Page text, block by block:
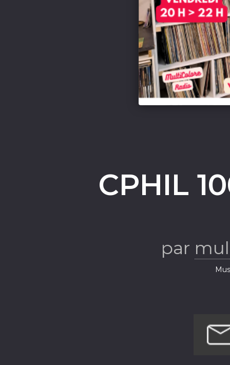
CPHIL
par